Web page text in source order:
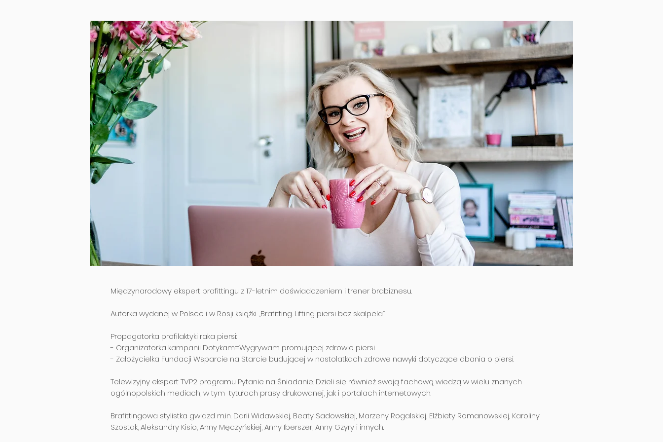
Międzynarodowy ekspert brafittingu z 17-letnim doświadczeniem i trener brabiznesu.
Autorka wydanej w Polsce i w Rosji książki „Brafitting. Lifting piersi bez skalpela”.
Propagatorka profilaktyki raka piersi:
- Organizatorka kampanii Dotykam=Wygrywam promującej zdrowie piersi.
- Założycielka Fundacji Wsparcie na Starcie budującej w nastolatkach zdrowe nawyki dotyczące dbania o piersi.
Telewizyjny ekspert TVP2 programu Pytanie na Śniadanie. Dzieli się również swoją fachową wiedzą w wielu znanych
ogólnopolskich mediach, w tym tytułach prasy drukowanej, jak i portalach internetowych.
Brafittingowa stylistka gwiazd m.in. Darii Widawskiej, Beaty Sadowskiej, Marzeny Rogalskiej, Elżbiety Romanowskiej, Karoliny
Szostak, Aleksandry Kisio, Anny Męczyńskiej, Anny Iberszer, Anny Gzyry i innych.